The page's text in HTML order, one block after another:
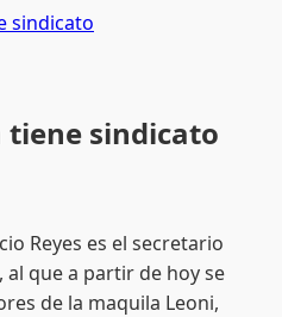
sindicato
tiene sindicato
Reyes es el secretario
que a partir de hoy se
de la maquila Leoni,